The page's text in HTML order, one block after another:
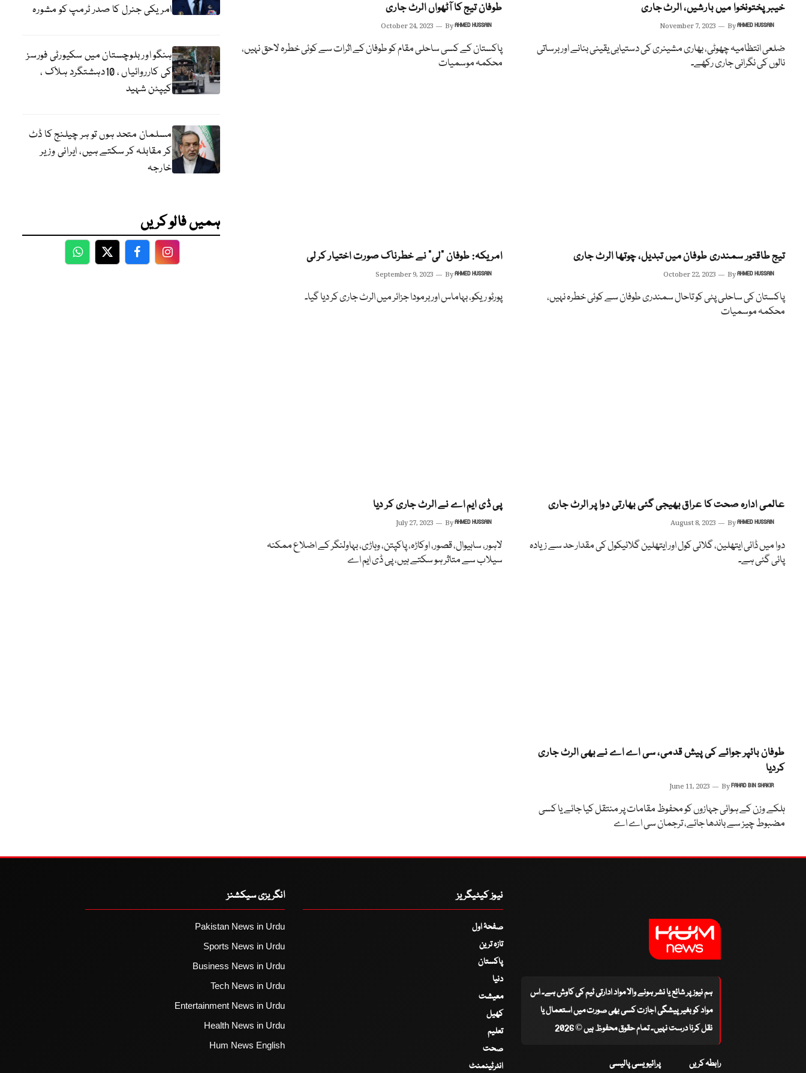
خیبر پختونخوا میں بارشیں، الرٹ جاری
November 7, 2023 ByAHMED HUSSAIN
ضلعی انتظامیہ چھوٹی، بھاری مشینری کی دستیابی یقینی بنانے اور برساتی
نالوں کی نگرانی جاری رکھے۔
طوفان تیج کا آٹھواں الرٹ جاری
October 24, 2023 ByAHMED HUSSAIN
پاکستان کے کسی ساحلی مقام کو طوفان کے اثرات سے کوئی خطرہ لاحق نہیں،
محکمہ موسمیات
تیج طاقتور سمندری طوفان میں تبدیل، چوتھا الرٹ جاری
October 22, 2023 ByAHMED HUSSAIN
پاکستان کی ساحلی پٹی کو تاحال سمندری طوفان سے کوئی خطرہ نہیں،
محکمہ موسمیات
امریکہ: طوفان “لی” نے خطرناک صورت اختیار کر لی
September 9, 2023 ByAHMED HUSSAIN
پورٹو ریکو، بہاماس اور برمودا جزائر میں الرٹ جاری کر دیا گیا۔
عالمی ادارہ صحت کا عراق بھیجی گئی بھارتی دوا پر الرٹ جاری
August 8, 2023 ByAHMED HUSSAIN
دوا میں ڈائی ایتھلین، گلائی کول اور ایتھلین گلائیکول کی مقدار حد سے زیادہ
پائی گئی ہے۔
پی ڈی ایم اے نے الرٹ جاری کر دیا
July 27, 2023 ByAHMED HUSSAIN
لاہور، ساہیوال، قصور، اوکاڑہ، پاکپتن، وہاڑی، بہاولنگر کے اضلاع ممکنہ
سیلاب سے متاثر ہو سکتے ہیں، پی ڈی ایم اے
طوفان بائپر جوائے کی پیش قدمی، سی اے اے نے بھی الرٹ جاری
کردیا
June 11, 2023 ByFAHAD BIN SHAKIR
ہلکے وزن کے ہوائی جہازوں کو محفوظ مقامات پر منتقل کیا جائے یا کسی
مضبوط چیز سے باندھا جائے، ترجمان سی اے اے
امریکی جنرل کا صدر ٹرمپ کو مشورہ
ہنگو اور بلوچستان میں سکیورٹی فورسز
کی کارروائیاں ، 10دہشتگرد ہلاک ،
کیپٹن شہید
مسلمان متحد ہوں تو ہر چیلنج کا ڈٹ
کر مقابلہ کر سکتے ہیں، ایرانی وزیر
خارجہ
ہمیں فالو کریں
WhatsApp
TwitterFacebookFacebook
ہم نیوز پر شائع یا نشر ہونے والا مواد ادارتی ٹیم کی کاوش ہے۔ اس
مواد کو بغیر پیشگی اجازت کسی بھی صورت میں استعمال یا
نقل کرنا درست نہیں۔ تمام حقوق محفوظ ہیں © 2026
رابطہ کریں پرائیویسی پالیسی
نیوز کیٹیگریز
صفحۂ اول
تازہ ترین
پاکستان
دنیا
معیشت
کھیل
تعلیم
صحت
انٹرٹینمنٹ
انگریزی سیکشنز
Pakistan News in Urdu
Sports News in Urdu
Business News in Urdu
Tech News in Urdu
Entertainment News in Urdu
Health News in Urdu
Hum News English